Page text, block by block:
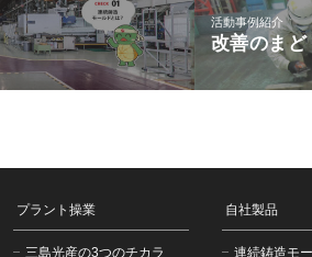
活動事例紹介
改善のまど
プラント操業
三島光産の3つのチカラ
自社製品
連続鋳造モ